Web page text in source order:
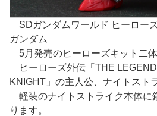
SDガンダムワールド ヒーロー
ガンダム
5月発売のヒーローズキット二体
ヒーローズ外伝「THE LEGEND
KNIGHT」の主人公、ナイトスト
軽装のナイトストライク本体に
ります。